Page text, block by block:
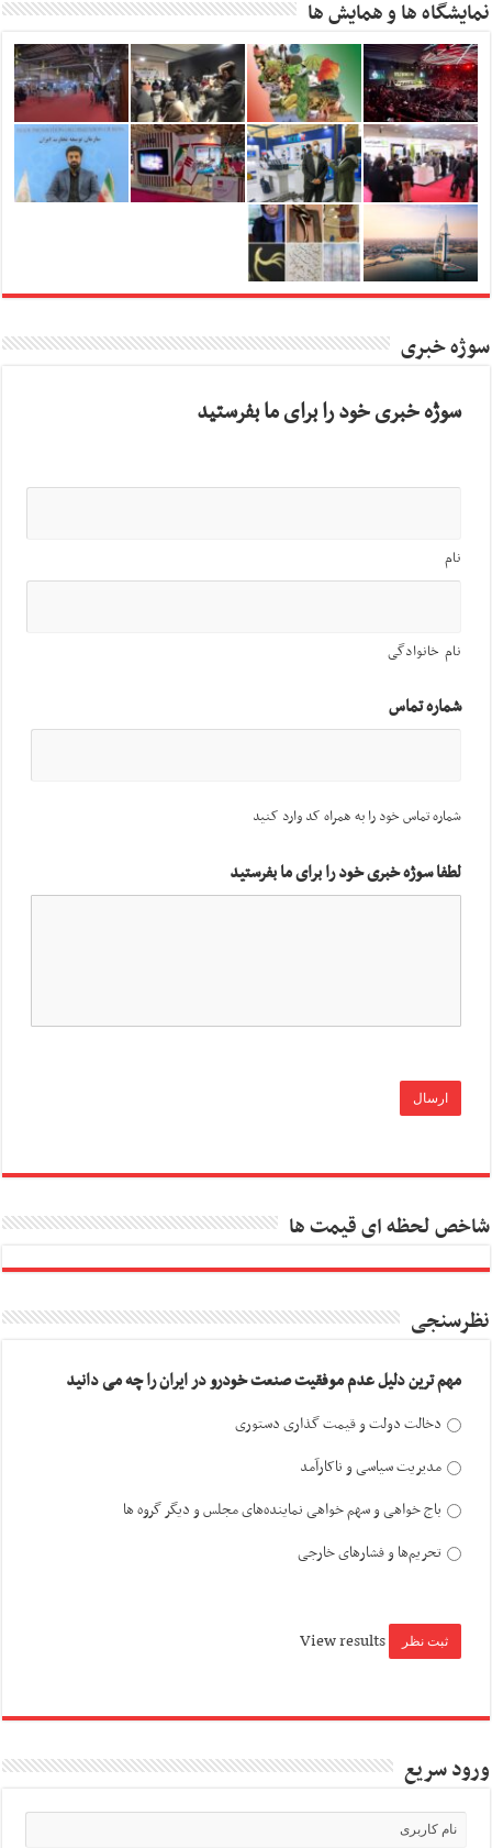
نمایشگاه ها و همایش ها
سوژه خبری
سوژه خبری خود را برای ما بفرستید
نام
نام خانوادگی
شماره تماس
شماره تماس خود را به همراه کد وارد کنید
لطفا سوژه خبری خود را برای ما بفرستید
شاخص لحظه ای قیمت ها
نظرسنجی
مهم ترین دلیل عدم موفقیت صنعت خودرو در ایران را چه می دانید
دخالت دولت و قیمت گذاری دستوری
مدیریت سیاسی و ناکارآمد
باج خواهی و سهم خواهی نماینده‌های مجلس و دیگر گروه ها
تحریم‌ها و فشارهای خارجی
View results
ورود سریع